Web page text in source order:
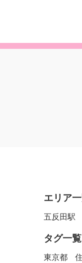
エリア
五反田駅
タグ一覧
東京都